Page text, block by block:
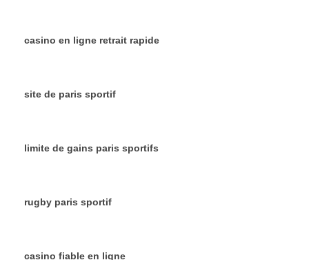
casino en ligne retrait rapide
site de paris sportif
limite de gains paris sportifs
rugby paris sportif
casino fiable en ligne